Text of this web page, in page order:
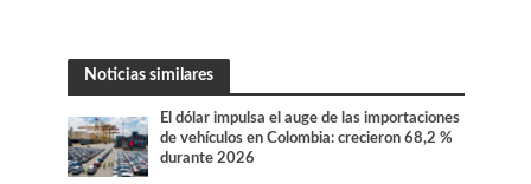
Noticias similares
El dólar impulsa el auge de las importaciones
de vehículos en Colombia: crecieron 68,2 %
durante 2026